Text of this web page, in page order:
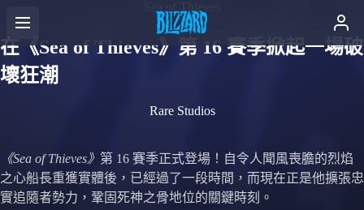
在《Sea of Thieves》第 16 賽季掀起一場破
壞狂潮
Rare Studios
《Sea of Thieves》 第 16 賽季正式登場！自令人聞風喪膽的烈焰
之心船長重獲實體後，已經過了一段時間，而現在正是他擴張忠
實追隨者勢力，鞏固死神之骨地位的關鍵時刻。